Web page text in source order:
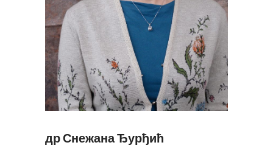
др Снежана Ђурђић